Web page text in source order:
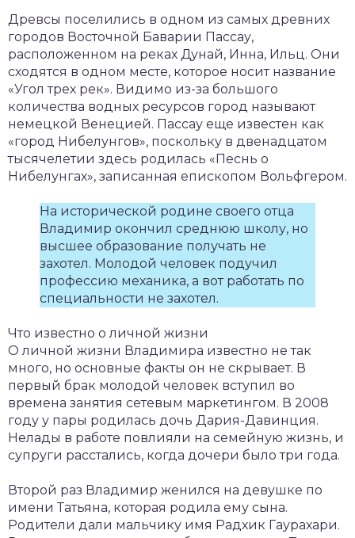
Древсы поселились в одном из самых древних
городов Восточной Баварии Пассау,
расположенном на реках Дунай, Инна, Ильц. Они
сходятся в одном месте, которое носит название
«Угол трех рек». Видимо из-за большого
количества водных ресурсов город называют
немецкой Венецией. Пассау еще известен как
«город Нибелунгов», поскольку в двенадцатом
тысячелетии здесь родилась «Песнь о
Нибелунгах», записанная епископом Вольфгером.
На исторической родине своего отца
Владимир окончил среднюю школу, но
высшее образование получать не
захотел. Молодой человек подучил
профессию механика, а вот работать по
специальности не захотел.
Что известно о личной жизни
О личной жизни Владимира известно не так
много, но основные факты он не скрывает. В
первый брак молодой человек вступил во
времена занятия сетевым маркетингом. В 2008
году у пары родилась дочь Дария-Давинция.
Нелады в работе повлияли на семейную жизнь, и
супруги расстались, когда дочери было три года.
Второй раз Владимир женился на девушке по
имени Татьяна, которая родила ему сына.
Родители дали мальчику имя Радхик Гаурахари.